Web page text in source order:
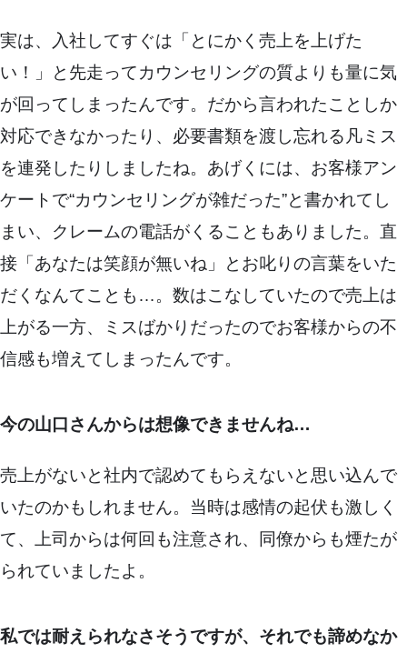
実は、入社してすぐは「とにかく売上を上げた
い！」と先走ってカウンセリングの質よりも量に気
が回ってしまったんです。だから言われたことしか
対応できなかったり、必要書類を渡し忘れる凡ミス
を連発したりしましたね。あげくには、お客様アン
ケートで“カウンセリングが雑だった”と書かれてし
まい、クレームの電話がくることもありました。直
接「あなたは笑顔が無いね」とお叱りの言葉をいた
だくなんてことも…。数はこなしていたので売上は
上がる一方、ミスばかりだったのでお客様からの不
信感も増えてしまったんです。
今の山口さんからは想像できませんね…
売上がないと社内で認めてもらえないと思い込んで
いたのかもしれません。当時は感情の起伏も激しく
て、上司からは何回も注意され、同僚からも煙たが
られていましたよ。
私では耐えられなさそうですが、それでも諦めなか